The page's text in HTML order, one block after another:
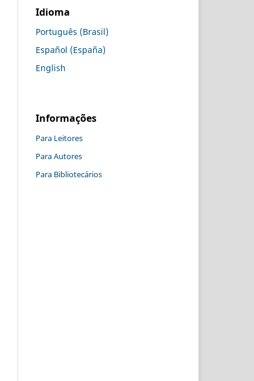
Idioma
Português (Brasil)
Español (España)
English
Informações
Para Leitores
Para Autores
Para Bibliotecários